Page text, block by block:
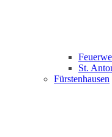
St.
Fürstenhausen